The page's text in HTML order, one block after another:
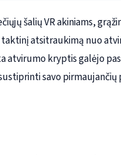
šalių VR akiniams,
taktinį atsitraukimą nuo
atvirumo kryptis galėjo
savo